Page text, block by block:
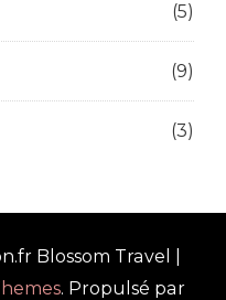
(5)
(9)
(3)
Blossom Travel |
. Propulsé par